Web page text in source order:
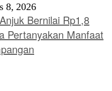
8, 2026
Bernilai Rp1,8
Pertanyakan Manfaat